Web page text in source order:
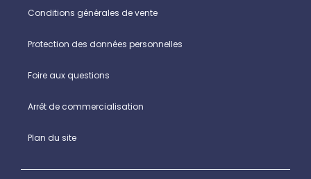
Conditions générales de vente
Protection des données personnelles
Foire aux questions
Arrêt de commercialisation
Plan du site